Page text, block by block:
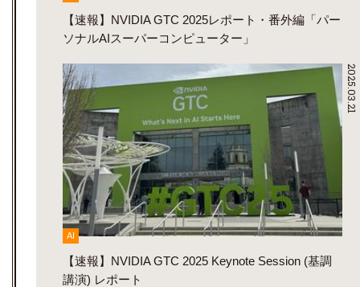
【速報】NVIDIA GTC 2025レポート・番外編「パー
ソナルAIスーパーコンピューター」
2025.03.21
AI
【速報】NVIDIA GTC 2025 Keynote Session (基調
講演) レポート